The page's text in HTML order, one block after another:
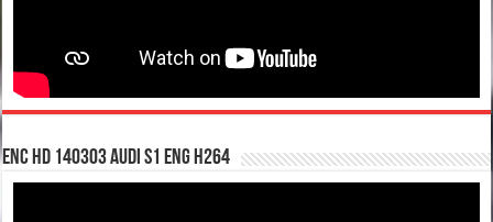
enc hd 140303 Audi S1 ENG H264